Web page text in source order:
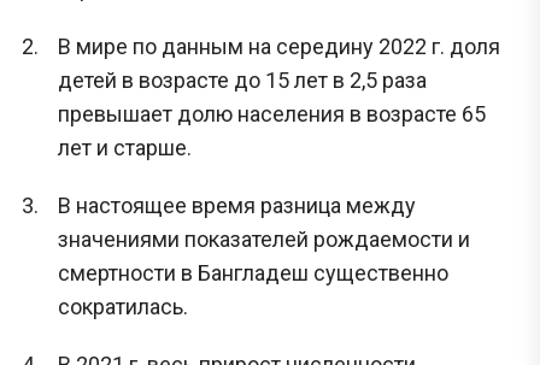
В мире по данным на середину 2022 г. доля
детей в возрасте до 15 лет в 2,5 раза
превышает долю населения в возрасте 65
лет и старше.
В настоящее время разница между
значениями показателей рождаемости и
смертности в Бангладеш существенно
сократилась.